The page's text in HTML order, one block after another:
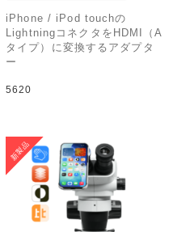
iPhone / iPod touchの
LightningコネクタをHDMI（A
タイプ）に変換するアダプタ
ー
5620